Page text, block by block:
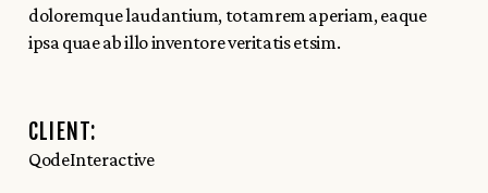
doloremque laudantium, totamrem aperiam, eaque
ipsa quae ab illo inventore veritatis etsim.
CLIENT:
QodeInteractive